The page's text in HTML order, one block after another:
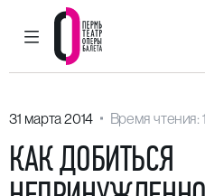
ГЛАВНОЕ МЕНЮ
Пермский
31 марта 2014 Время чтения:
КАК ДОБИТЬСЯ